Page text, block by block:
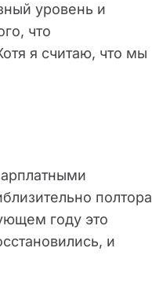
уровень и
что
я считаю, что мы
полтора
году это
и